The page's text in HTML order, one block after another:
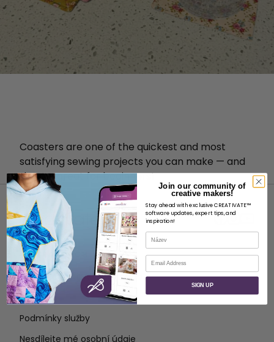
Coasters are one of the quickest and most
satisfying sewing projects you can make — and
they’re great for beginners!
O STRÁNKÁCH
O společnosti SVP Worldwide
Kontakt
Podmínky služby
Nesdílejte mé osobní údaje
Join our community of
creative makers!
Stay ahead with exclusive CREATIVATE™
software updates, expert tips, and
inspiration!
Název
E-mail
SIGN UP